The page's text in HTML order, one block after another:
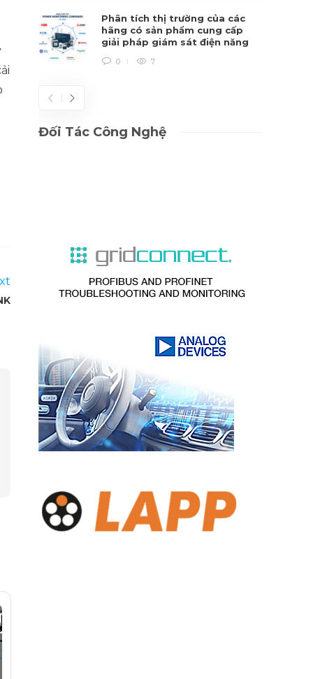
Phân tích thị trường của các
hãng có sản phẩm cung cấp
giải pháp giám sát điện năng
0 7
Đối Tác Công Nghệ